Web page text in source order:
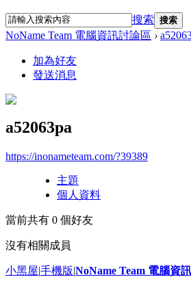
搜索 搜索
NoName Team 電腦資訊討論區 ›
加為好友
發送消息
a52063pa
https://inonameteam.com/?39389
主題
個人資料
當前共有 0 個好友
沒有相關成員
小黑屋|手機版|NoName Team 電腦資